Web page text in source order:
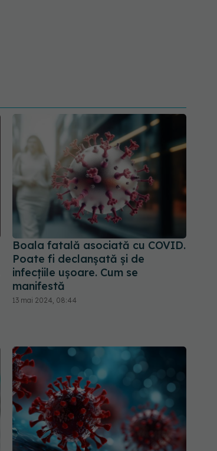
Boala fatală asociată cu COVID.
Poate fi declanșată și de
infecțiile ușoare. Cum se
manifestă
13 mai 2024, 08:44